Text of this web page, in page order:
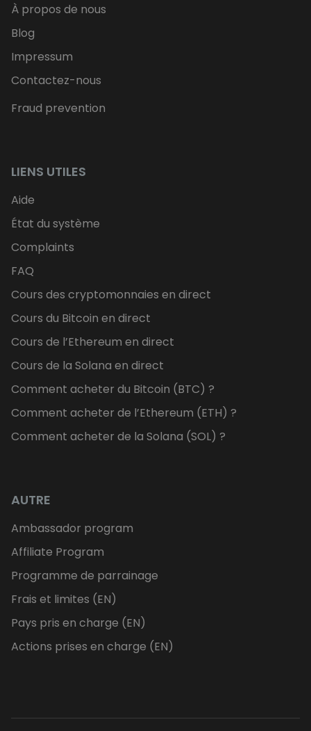
À propos de nous
Blog
Impressum
Contactez-nous
Fraud prevention
LIENS UTILES
Aide
État du système
Complaints
FAQ
Cours des cryptomonnaies en direct
Cours du Bitcoin en direct
Cours de l’Ethereum en direct
Cours de la Solana en direct
Comment acheter du Bitcoin (BTC) ?
Comment acheter de l’Ethereum (ETH) ?
Comment acheter de la Solana (SOL) ?
AUTRE
Ambassador program
Affiliate Program
Programme de parrainage
Frais et limites (EN)
Pays pris en charge (EN)
Actions prises en charge (EN)